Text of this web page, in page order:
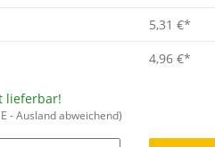
5,31 €*
4,96 €*
lieferbar!
- Ausland abweichend)